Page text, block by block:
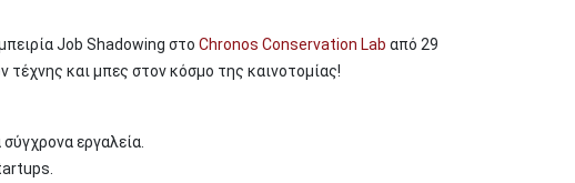
Job Shadowing στο Chronos Conservation Lab από 29
τέχνης και μπες στον κόσμο της καινοτομίας!
εργαλεία.